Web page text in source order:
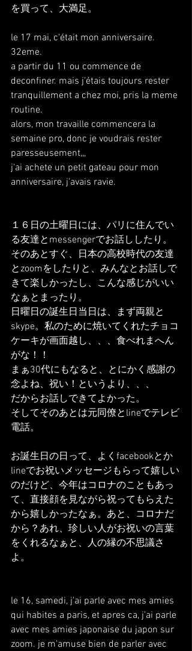
を買って、大満足。
le 17 mai, c'était mon anniversaire.
32eme.
a partir du 11 ou commence de
deconfiner. mais j'étais toujours rester
tranquillement a chez moi, pris la meme
routine.
alors, mon travaille commencera la
semaine pro, donc je voudrais rester
paresseusement,,,
j'ai achete un petit gateau pour mon
anniversaire, j'avais ravie.
１６日の土曜日には、パリに住んでい
る友達とmessengerでお話ししたり。
そのあとすぐ、日本の高校時代の友達
とzoomをしたりと、みんなとお話しで
きて楽しかったし、こんな感じがいい
なぁとまったり。
日曜日の誕生日当日は、まず両親と
skype。私のために焼いてくれたチョコ
ケーキが画面越し、、、食べれまへん
がな！！
まぁ30代にもなると、とにかく感謝の
念よね、祝い！というより、、、
だからお話しできてよかった。
そしてそのあとは元同僚とlineでテレビ
電話。
お誕生日の日って、よくfacebookとか
lineでお祝いメッセージもらって嬉しい
のだけど、今年はコロナのこともあっ
て、直接顔を見ながら祝ってもらえた
から嬉しかったなぁ。あと、コロナだ
から？あれ、珍しい人がお祝いの言葉
をくれるなぁと、人の縁の不思議さ
よ。
le 16, samedi, j'ai parle avec mes amies
qui habites a paris, et apres ca, j'ai parle
avec mes amies japonaise du japon sur
zoom. je m'amuse bien de parler avec